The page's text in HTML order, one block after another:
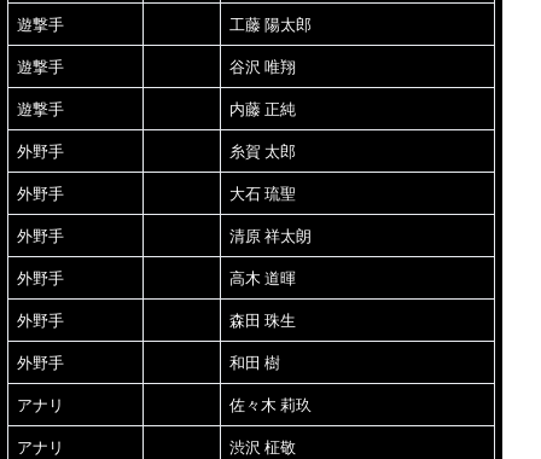
遊撃手 工藤 陽太郎
遊撃手 谷沢 唯翔
遊撃手 内藤 正純
外野手 糸賀 太郎
外野手 大石 琉聖
外野手 清原 祥太朗
外野手 高木 道暉
外野手 森田 珠生
外野手 和田 樹
アナリ 佐々木 莉玖
アナリ 渋沢 柾敬